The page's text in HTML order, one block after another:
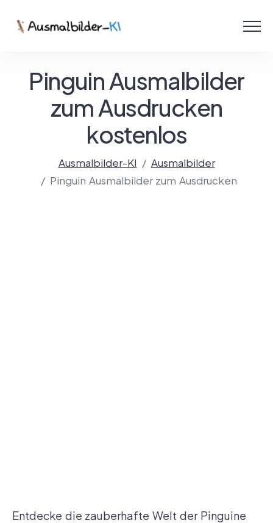
Mit KI gestalten!
Pinguin Ausmalbilder
zum Ausdrucken
kostenlos
Ausmalbilder-KI
Ausmalbilder
Pinguin Ausmalbilder zum Ausdrucken
Entdecke die zauberhafte Welt der Pinguine